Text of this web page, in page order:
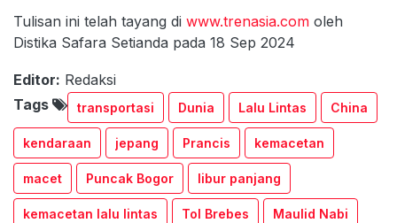
Tulisan ini telah tayang di www.trenasia.com oleh
Distika Safara Setianda pada 18 Sep 2024
Editor: Redaksi
Tags
transportasi Dunia Lalu Lintas China
kendaraan jepang Prancis kemacetan
macet Puncak Bogor libur panjang
kemacetan lalu lintas Tol Brebes Maulid Nabi